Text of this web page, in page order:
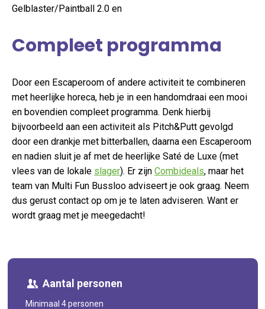
Gelblaster/Paintball 2.0 en
Compleet programma
Door een Escaperoom of andere activiteit te combineren
met heerlijke horeca, heb je in een handomdraai een mooi
en bovendien compleet programma. Denk hierbij
bijvoorbeeld aan een activiteit als Pitch&Putt gevolgd
door een drankje met bitterballen, daarna een Escaperoom
en nadien sluit je af met de heerlijke Saté de Luxe (met
vlees van de lokale slager). Er zijn Combideals, maar het
team van Multi Fun Bussloo adviseert je ook graag. Neem
dus gerust contact op om je te laten adviseren. Want er
wordt graag met je meegedacht!
Aantal personen
Minimaal 4 personen